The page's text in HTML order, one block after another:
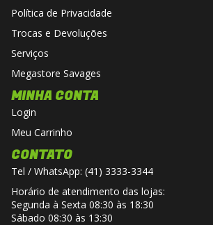
Política de Privacidade
Trocas e Devoluções
Serviços
Megastore Savages
MINHA CONTA
Login
Meu Carrinho
CONTATO
Tel / WhatsApp: (41) 3333-3344
Horário de atendimento das lojas:
Segunda à Sexta 08:30 às 18:30
Sábado 08:30 às 13:30